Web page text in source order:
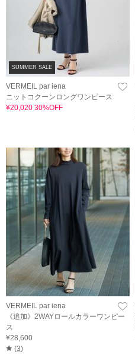
SUMMER SALE
VERMEIL par iena
ニットコクーンロングワンピース
¥20,020 30%OFF
VERMEIL par iena
《追加》2WAYロールカラーワンピー
ス
¥28,600
(3)